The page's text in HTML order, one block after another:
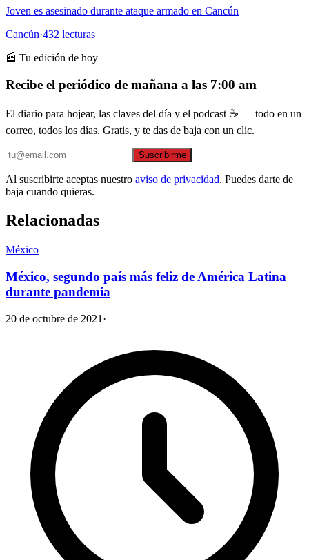
Joven es asesinado durante ataque armado en Cancún
Cancún·432 lecturas
📰 Tu edición de hoy
Recibe el periódico de mañana a las 7:00 am
El diario para hojear, las claves del día y el podcast ☕ — todo en un
correo, todos los días. Gratis, y te das de baja con un clic.
Suscribirme
Al suscribirte aceptas nuestro aviso de privacidad. Puedes darte de
baja cuando quieras.
Relacionadas
México
México, segundo país más feliz de América Latina
durante pandemia
20 de octubre de 2021 ·